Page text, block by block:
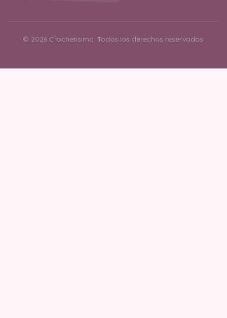
© 2026 Crochetisimo. Todos los derechos reservados.